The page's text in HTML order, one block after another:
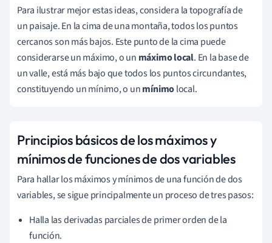
Para ilustrar mejor estas ideas, considera la topografía de
un paisaje. En la cima de una montaña, todos los puntos
cercanos son más bajos. Este punto de la cima puede
considerarse un máximo, o un máximo local. En la base de
un valle, está más bajo que todos los puntos circundantes,
constituyendo un mínimo, o unmínimolocal.
Principios básicos de los máximos y
mínimos de funciones de dos variables
Para hallar los máximos y mínimos de una función de dos
variables, se sigue principalmente un proceso de tres pasos:
Halla las derivadas parciales de primer orden de la
función.